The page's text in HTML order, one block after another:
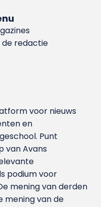
de redactie
voor nieuws
en
Punt
van Avans
podium voor
mening van derden
mening van de